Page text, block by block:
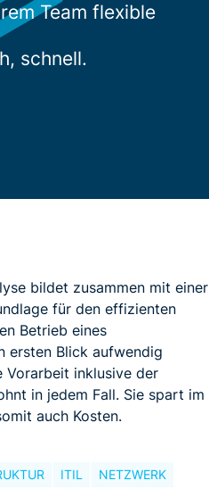
Team flexible
schnell.
bildet zusammen mit einer
für den effizienten
Betrieb eines
ersten Blick aufwendig
Vorarbeit inklusive der
in jedem Fall. Sie spart im
auch Kosten.
ITIL
NETZWERK